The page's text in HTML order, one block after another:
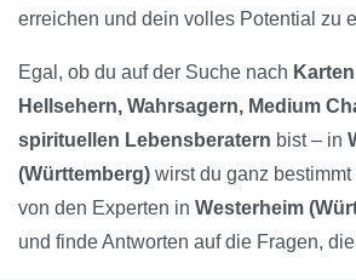
erreichen und dein volles Potential zu
Egal, ob du auf der Suche nach
Hellsehern, Wahrsagern, Medium
spirituellen Lebensberatern bist – in
(Württemberg) wirst du ganz
von den Experten in Westerheim
und finde Antworten auf die Fragen,